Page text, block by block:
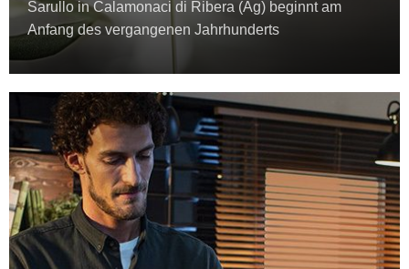
Sarullo in Calamonaci di Ribera (Ag) beginnt am
Anfang des vergangenen Jahrhunderts